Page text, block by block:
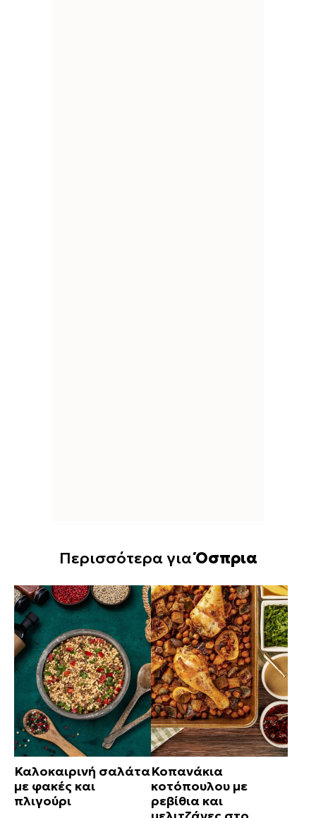
Περισσότερα γιαΌσπρια
Καλοκαιρινή σαλάτα
με φακές και
πλιγούρι
Κοπανάκια
κοτόπουλου με
ρεβίθια και